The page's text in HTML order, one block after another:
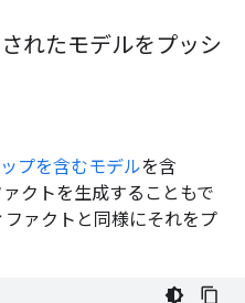
れたモデルをプッシ
プを含むモデルを含
クトを生成することもで
ファクトと同様にそれをプ